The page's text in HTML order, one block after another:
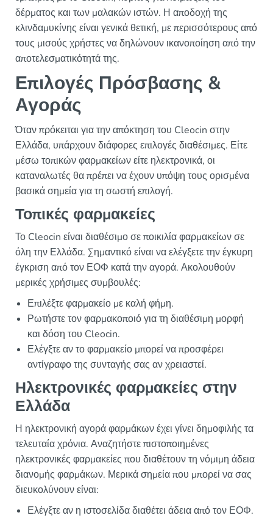
δέρματος και των μαλακών ιστών. Η αποδοχή της
κλινδαμυκίνης είναι γενικά θετική, με περισσότερους από
τους μισούς χρήστες να δηλώνουν ικανοποίηση από την
αποτελεσματικότητά της.
Επιλογές Πρόσβασης &
Αγοράς
Όταν πρόκειται για την απόκτηση του Cleocin στην
Ελλάδα, υπάρχουν διάφορες επιλογές διαθέσιμες. Είτε
μέσω τοπικών φαρμακείων είτε ηλεκτρονικά, οι
καταναλωτές θα πρέπει να έχουν υπόψη τους ορισμένα
βασικά σημεία για τη σωστή επιλογή.
Τοπικές φαρμακείες
Το Cleocin είναι διαθέσιμο σε ποικιλία φαρμακείων σε
όλη την Ελλάδα. Σημαντικό είναι να ελέγξετε την έγκυρη
έγκριση από τον ΕΟΦ κατά την αγορά. Ακολουθούν
μερικές χρήσιμες συμβουλές:
Επιλέξτε φαρμακείο με καλή φήμη.
Ρωτήστε τον φαρμακοποιό για τη διαθέσιμη μορφή
και δόση του Cleocin.
Ελέγξτε αν το φαρμακείο μπορεί να προσφέρει
αντίγραφο της συνταγής σας αν χρειαστεί.
Ηλεκτρονικές φαρμακείες στην
Ελλάδα
Η ηλεκτρονική αγορά φαρμάκων έχει γίνει δημοφιλής τα
τελευταία χρόνια. Αναζητήστε πιστοποιημένες
ηλεκτρονικές φαρμακείες που διαθέτουν τη νόμιμη άδεια
διανομής φαρμάκων. Μερικά σημεία που μπορεί να σας
διευκολύνουν είναι:
Ελέγξτε αν η ιστοσελίδα διαθέτει άδεια από τον ΕΟΦ.